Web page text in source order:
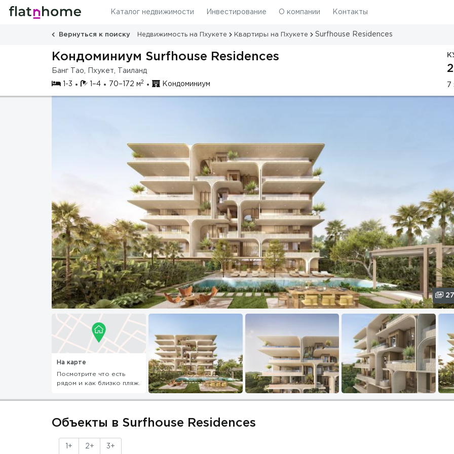
Каталог недвижимости Инвестирование О компании Контакты
Вернуться к поиску Недвижимость на Пхукете Квартиры на Пхукете Surfhouse Residences
Кондоминиум Surfhouse Residences
Банг Тао, Пхукет, Таиланд
1-3 1–4 70–172 м2 Кондоминиум 7
27
На карте
Посмотрите что есть
рядом и как близко пляж.
Объекты в Surfhouse Residences
1+ 2+ 3+